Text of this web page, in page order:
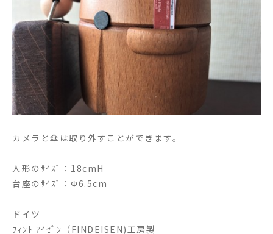
カメラと傘は取り外すことができます。
人形のｻｲｽﾞ：18cmH
台座のｻｲｽﾞ：Φ6.5cm
ドイツ
ﾌｨﾝﾄ ｱｲｾﾞﾝ（FINDEISEN)工房製